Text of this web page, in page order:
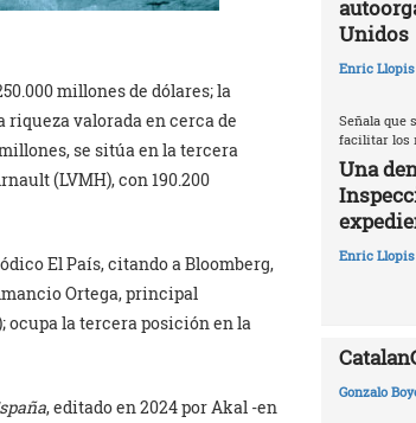
millones de dólares; la
riqueza valorada en cerca de
se sitúa en la tercera
(LVMH), con 190.200
El País, citando a Bloomberg,
Ortega, principal
ocupa la tercera posición en la
, editado en 2024 por Akal -en
Unidos
Enric Llopis
Señala que
facilitar los
Una
Enric Llopis
Gonzalo